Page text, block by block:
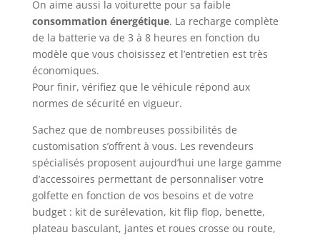
On aime aussi la voiturette pour sa faible
consommation énergétique. La recharge complète
de la batterie va de 3 à 8 heures en fonction du
modèle que vous choisissez et l’entretien est très
économiques.
Pour finir, vérifiez que le véhicule répond aux
normes de sécurité en vigueur.
Sachez que de nombreuses possibilités de
customisation s’offrent à vous. Les revendeurs
spécialisés proposent aujourd’hui une large gamme
d’accessoires permettant de personnaliser votre
golfette en fonction de vos besoins et de votre
budget : kit de surélevation, kit flip flop, benette,
plateau basculant, jantes et roues crosse ou route,